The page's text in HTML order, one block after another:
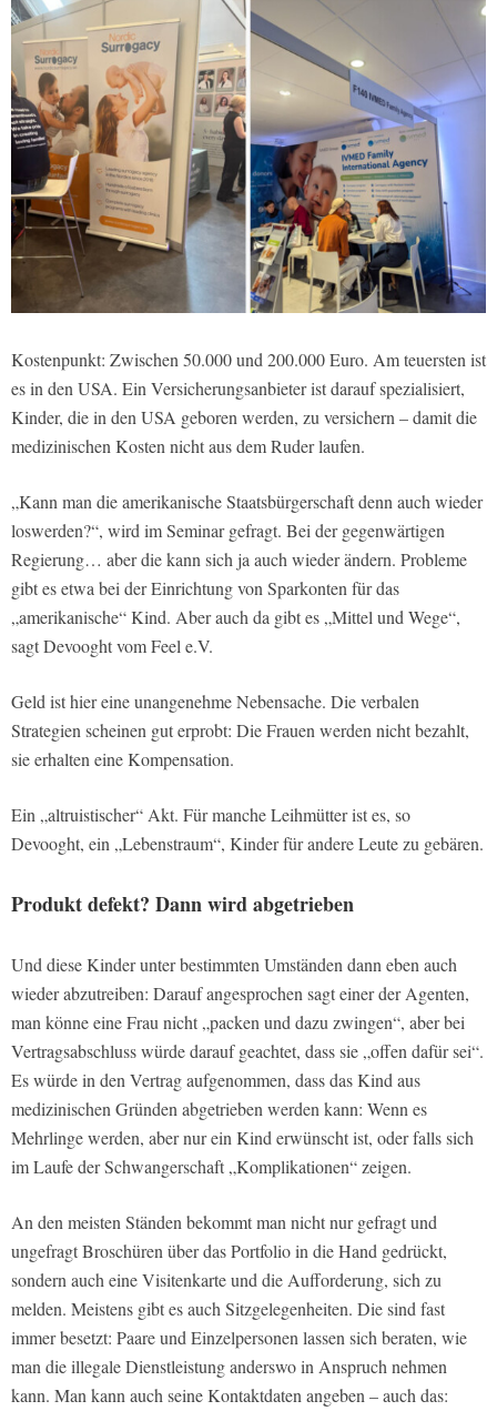
Kostenpunkt: Zwischen 50.000 und 200.000 Euro. Am teuersten ist
es in den USA. Ein Versicherungsanbieter ist darauf spezialisiert,
Kinder, die in den USA geboren werden, zu versichern – damit die
medizinischen Kosten nicht aus dem Ruder laufen.
„Kann man die amerikanische Staatsbürgerschaft denn auch wieder
loswerden?“, wird im Seminar gefragt. Bei der gegenwärtigen
Regierung… aber die kann sich ja auch wieder ändern. Probleme
gibt es etwa bei der Einrichtung von Sparkonten für das
„amerikanische“ Kind. Aber auch da gibt es „Mittel und Wege“,
sagt Devooght vom Feel e.V.
Geld ist hier eine unangenehme Nebensache. Die verbalen
Strategien scheinen gut erprobt: Die Frauen werden nicht bezahlt,
sie erhalten eine Kompensation.
Ein „altruistischer“ Akt. Für manche Leihmütter ist es, so
Devooght, ein „Lebenstraum“, Kinder für andere Leute zu gebären.
Produkt defekt? Dann wird abgetrieben
Und diese Kinder unter bestimmten Umständen dann eben auch
wieder abzutreiben: Darauf angesprochen sagt einer der Agenten,
man könne eine Frau nicht „packen und dazu zwingen“, aber bei
Vertragsabschluss würde darauf geachtet, dass sie „offen dafür sei“.
Es würde in den Vertrag aufgenommen, dass das Kind aus
medizinischen Gründen abgetrieben werden kann: Wenn es
Mehrlinge werden, aber nur ein Kind erwünscht ist, oder falls sich
im Laufe der Schwangerschaft „Komplikationen“ zeigen.
An den meisten Ständen bekommt man nicht nur gefragt und
ungefragt Broschüren über das Portfolio in die Hand gedrückt,
sondern auch eine Visitenkarte und die Aufforderung, sich zu
melden. Meistens gibt es auch Sitzgelegenheiten. Die sind fast
immer besetzt: Paare und Einzelpersonen lassen sich beraten, wie
man die illegale Dienstleistung anderswo in Anspruch nehmen
kann. Man kann auch seine Kontaktdaten angeben – auch das: